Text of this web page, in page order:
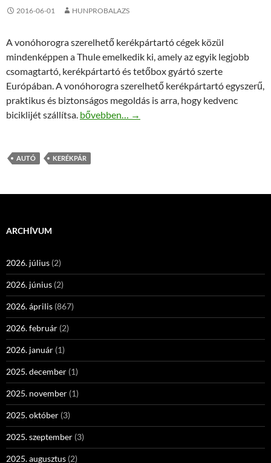
2016-06-01 HUNPROBALAZS
A vonóhorogra szerelhető kerékpártartó cégek közül
mindenképpen a Thule emelkedik ki, amely az egyik legjobb
csomagtartó, kerékpártartó és tetőbox gyártó szerte
Európában. A vonóhorogra szerelhető kerékpártartó egyszerű,
praktikus és biztonságos megoldás is arra, hogy kedvenc
biciklijét szállítsa. Thule kerékpártartók vonóhorogra
bővebben… →
AUTÓ KERÉKPÁR
ARCHÍVUM
2026. július (2)
2026. június (2)
2026. április (867)
2026. február (2)
2026. január (1)
2025. december (1)
2025. november (1)
2025. október (3)
2025. szeptember (3)
2025. augusztus (2)